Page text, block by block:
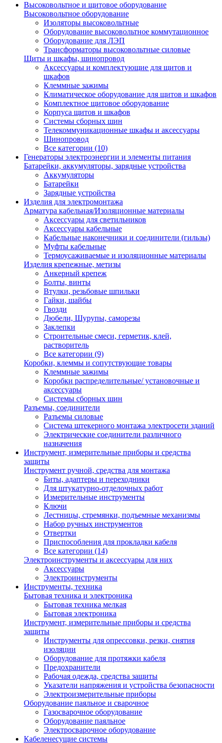
Высоковольтное и щитовое оборудование
Высоковольтное оборудование
Изоляторы высоковольтные
Оборудование высоковольтное коммутационное
Оборудование для ЛЭП
Трансформаторы высоковольтные силовые
Щиты и шкафы, шинопровод
Аксессуары и комплектующие для щитов и
шкафов
Клеммные зажимы
Климатическое оборудование для щитов и шкафов
Комплектное щитовое оборудование
Корпуса щитов и шкафов
Системы сборных шин
Телекоммуникационные шкафы и аксессуары
Шинопровод
Все категории (10)
Генераторы электроэнергии и элементы питания
Батарейки, аккумуляторы, зарядные устройства
Аккумуляторы
Батарейки
Зарядные устройства
Изделия для электромонтажа
Арматура кабельная/Изоляционные материалы
Аксессуары для светильников
Аксессуары кабельные
Кабельные наконечники и соединители (гильзы)
Муфты кабельные
Термоусаживаемые и изоляционные материалы
Изделия крепежные, метизы
Анкерный крепеж
Болты, винты
Втулки, резьбовые шпильки
Гайки, шайбы
Гвозди
Дюбели, Шурупы, саморезы
Заклепки
Строительные смеси, герметик, клей,
растворитель
Все категории (9)
Коробки, клеммы и сопутствующие товары
Клеммные зажимы
Коробки распределительные/ установочные и
аксессуары
Системы сборных шин
Разъемы, соединители
Разъемы силовые
Система штекерного монтажа электросети зданий
Электрические соединители различного
назначения
Инструмент, измерительные приборы и средства
защиты
Инструмент ручной, средства для монтажа
Биты, адаптеры и переходники
Для штукатурно-отделочных работ
Измерительные инструменты
Ключи
Лестницы, стремянки, подъемные механизмы
Набор ручных инструментов
Отвертки
Приспособления для прокладки кабеля
Все категории (14)
Электроинструменты и аксессуары для них
Аксессуары
Электроинструменты
Инструменты, техника
Бытовая техника и электроника
Бытовая техника мелкая
Бытовая электроника
Инструмент, измерительные приборы и средства
защиты
Инструменты для опрессовки, резки, снятия
изоляции
Оборудование для протяжки кабеля
Предохранители
Рабочая одежда, средства защиты
Указатели напряжения и устройства безопасности
Электроизмерительные приборы
Оборудование паяльное и сварочное
Газосварочное оборудование
Оборудование паяльное
Электросварочное оборудование
Кабеленесущие системы